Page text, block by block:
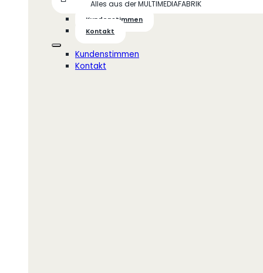
Alles aus der MULTIMEDIAFABRIK
Kundenstimmen
Kontakt
Kundenstimmen
Kontakt